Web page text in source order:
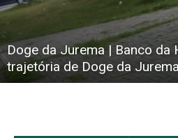
Doge da Jurema | Banco da
trajetória de Doge da Jurema